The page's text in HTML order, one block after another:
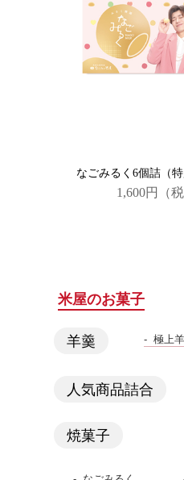
なごみるく6個詰（特
1,600円 （
米屋のお菓子
羊羹 極上
人気商品詰合
焼菓子